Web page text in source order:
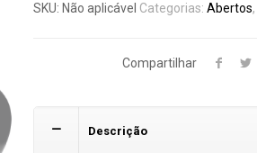
SKU: Não aplicável Categorias: Abertos,
Compartilhar
Descrição